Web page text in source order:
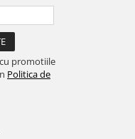
promotiile
Politica de